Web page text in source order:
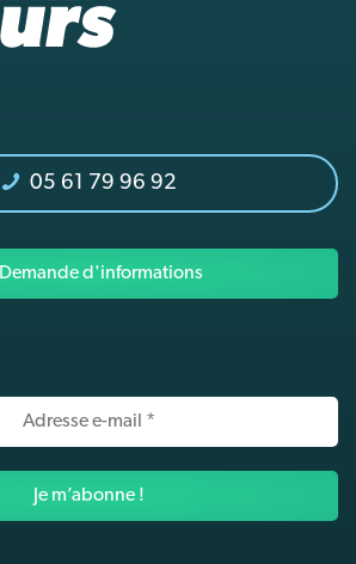
05 61 79 96 92
Demande d'informations